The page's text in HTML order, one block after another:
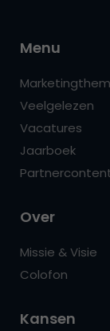
Menu
Veelgelezen
Vacatures
Jaarboek
Over
Missie & Visie
Colofon
Kansen